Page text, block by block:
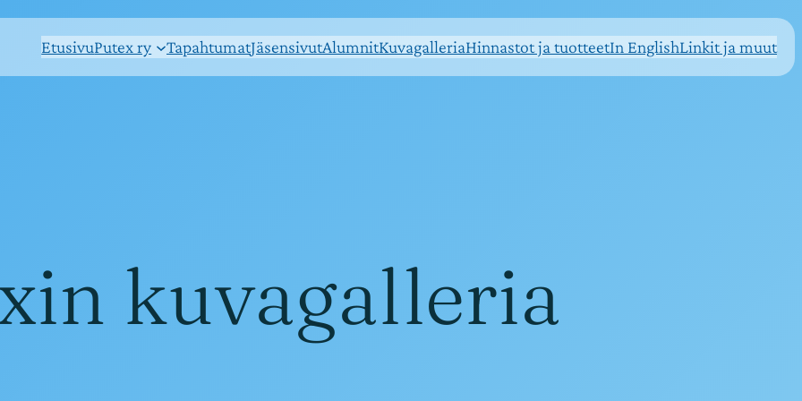
EtusivuPutex ry TapahtumatJäsensivutAlumnitKuvagalleriaHinnastot ja tuotteetIn EnglishLinkit ja muut
kuvagalleria